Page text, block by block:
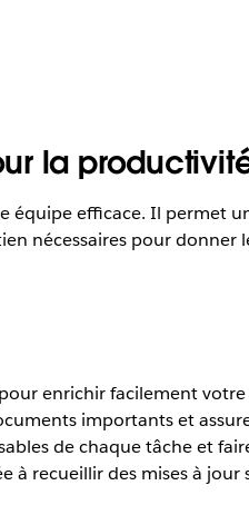
la
équipe efficace. Il permet
nécessaires pour donner
enrichir facilement votre
importants et
de chaque tâche et
recueillir des mises à jour